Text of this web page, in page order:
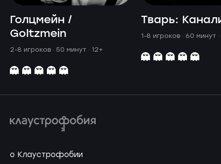
Голцмейн /
Goltzmein
2-8 игроков · 50 минут · 12+
Тварь:
1-8 игроков · 60 минут
о Клаустрофобии